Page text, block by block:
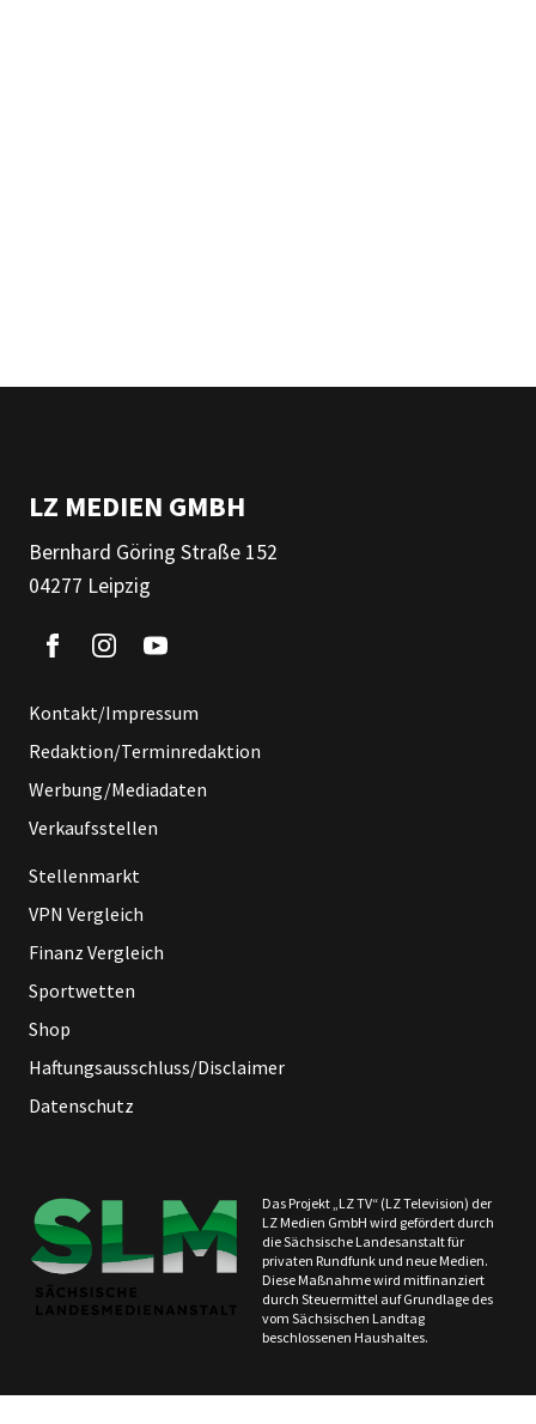
LZ MEDIEN GMBH
Bernhard Göring Straße 152
04277 Leipzig
Kontakt/Impressum
Redaktion/Terminredaktion
Werbung/Mediadaten
Verkaufsstellen
Stellenmarkt
VPN Vergleich
Finanz Vergleich
Sportwetten
Shop
Haftungsausschluss/Disclaimer
Datenschutz
Das Projekt „LZ TV“ (LZ Television) der
LZ Medien GmbH wird gefördert durch
die Sächsische Landesanstalt für
privaten Rundfunk und neue Medien.
Diese Maßnahme wird mitfinanziert
durch Steuermittel auf Grundlage des
vom Sächsischen Landtag
beschlossenen Haushaltes.